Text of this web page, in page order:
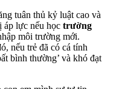
tuân thủ kỷ luật cao và
áp lực nếu học trường
môi trường mới.
nếu trẻ đã có cá tính
bình thường’ và khó đạt